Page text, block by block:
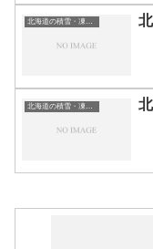
北海道の積雪・凍結情報
北海道の積雪・凍結情報